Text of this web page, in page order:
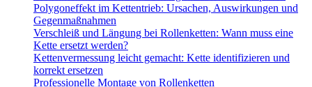
Polygoneffekt im Kettentrieb: Ursachen, Auswirkungen und
Gegenmaßnahmen
Verschleiß und Längung bei Rollenketten: Wann muss eine
Kette ersetzt werden?
Kettenvermessung leicht gemacht: Kette identifizieren und
korrekt ersetzen
Professionelle Montage von Rollenketten